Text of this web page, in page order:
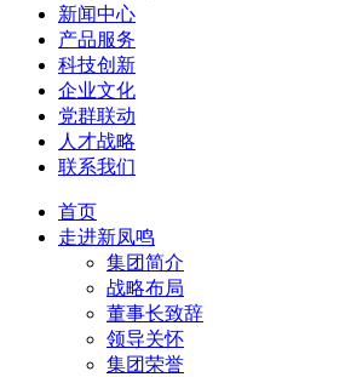
新闻中心
产品服务
科技创新
企业文化
党群联动
人才战略
联系我们
首页
走进新凤鸣
集团简介
战略布局
董事长致辞
领导关怀
集团荣誉